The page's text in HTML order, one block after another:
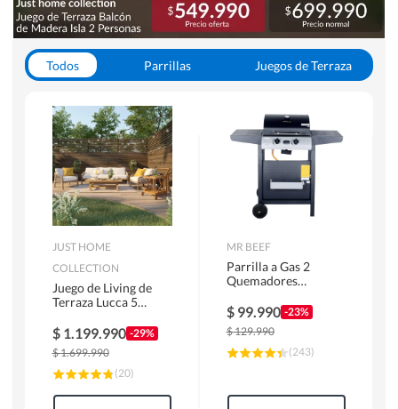
Todos Parrillas
Juegos de Terraza
JUST HOME
COLLECTION
Juego de Living de
Terraza Lucca 5
$ 1.199.990 -29%
$1.699.990
(20)
MR BEEF
Parrilla a Gas 2
Quemadores
$ 99.990 -23%
$129.990
(243)